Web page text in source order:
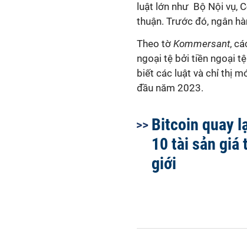
luật lớn như Bộ Nội vụ,
thuận. Trước đó, ngân
Theo tờ Kommersant,
ngoại tệ bởi tiền ngoại
biết các luật và chỉ thị
đầu năm 2023.
Bitcoin quay
10 tài sản giá
giới